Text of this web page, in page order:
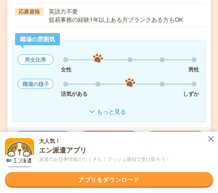
応募資格
英語力不要
貿易事務の経験1年以上ある方ブランクある方もOK
職場の雰囲気
男女比率
女性
男性
職場の様子
活気がある
しずか
もっと見る
気になる!
派遣会社 パーソルテンプスタッフ株式会社
未読 掲載日 2026/08/07
大人気！
エン派遣アプリ
派遣のお仕事情報がたくさん！プッシュ通知で受け取ろう！
アプリをダウンロード